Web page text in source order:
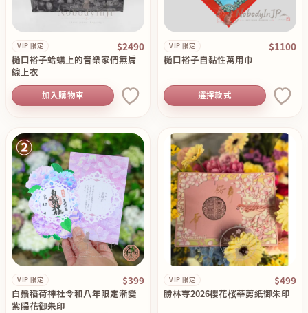
VIP 限定 $2490
樋口裕子蛤蠣上的音樂家們無肩
線上衣
加入購物車
VIP 限定 $1100
樋口裕子自黏性萬用巾
選擇款式
VIP 限定 $399
白鬚稻荷神社令和八年限定漸變
紫陽花御朱印
VIP 限定 $499
勝林寺2026櫻花桜華剪紙御朱印